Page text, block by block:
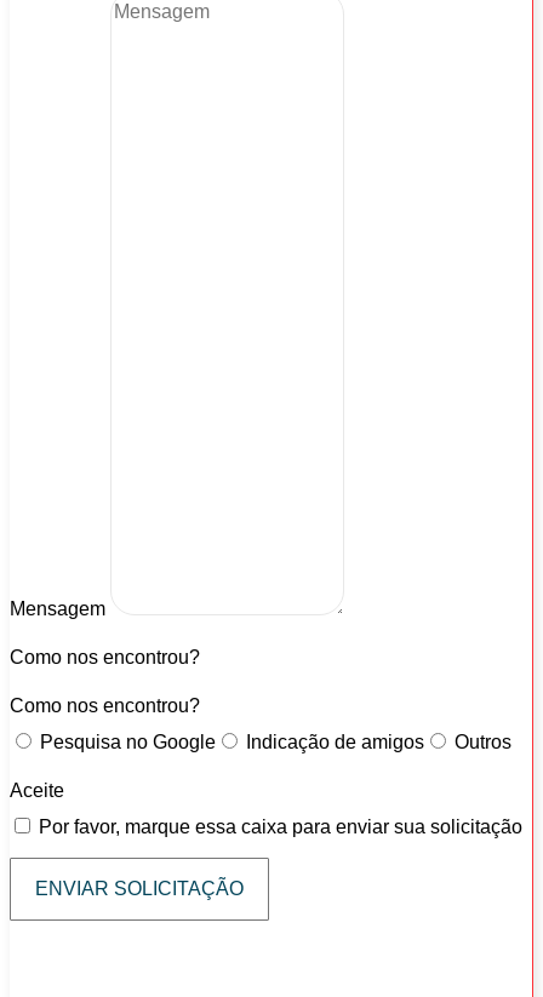
Mensagem
Como nos encontrou?
Como nos encontrou?
Pesquisa no Google
Indicação de amigos Outros
Aceite
Por favor, marque essa caixa para enviar sua solicitação
ENVIAR SOLICITAÇÃO